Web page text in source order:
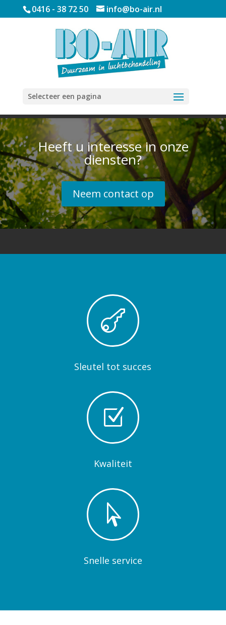
0416 - 38 72 50 info@bo-air.nl
Selecteer een pagina
Heeft u interesse in onze
diensten?
Neem contact op

Sleutel tot succes
Z
Kwaliteit

Snelle service